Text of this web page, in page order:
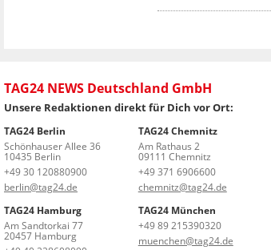
TAG24 NEWS Deutschland GmbH
Unsere Redaktionen direkt für Dich vor Ort:
TAG24 Berlin
Schönhauser Allee 36
10435 Berlin
+49 30 120880900
berlin@tag24.de
TAG24 Chemnitz
Am Rathaus 2
09111 Chemnitz
+49 371 6906600
chemnitz@tag24.de
TAG24 Hamburg
Am Sandtorkai 77
20457 Hamburg
TAG24 München
+49 89 215390320
muenchen@tag24.de